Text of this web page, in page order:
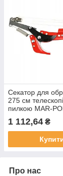
Секатор для
275 см
пилкою MAR-
1 112,64 ₴
Про нас